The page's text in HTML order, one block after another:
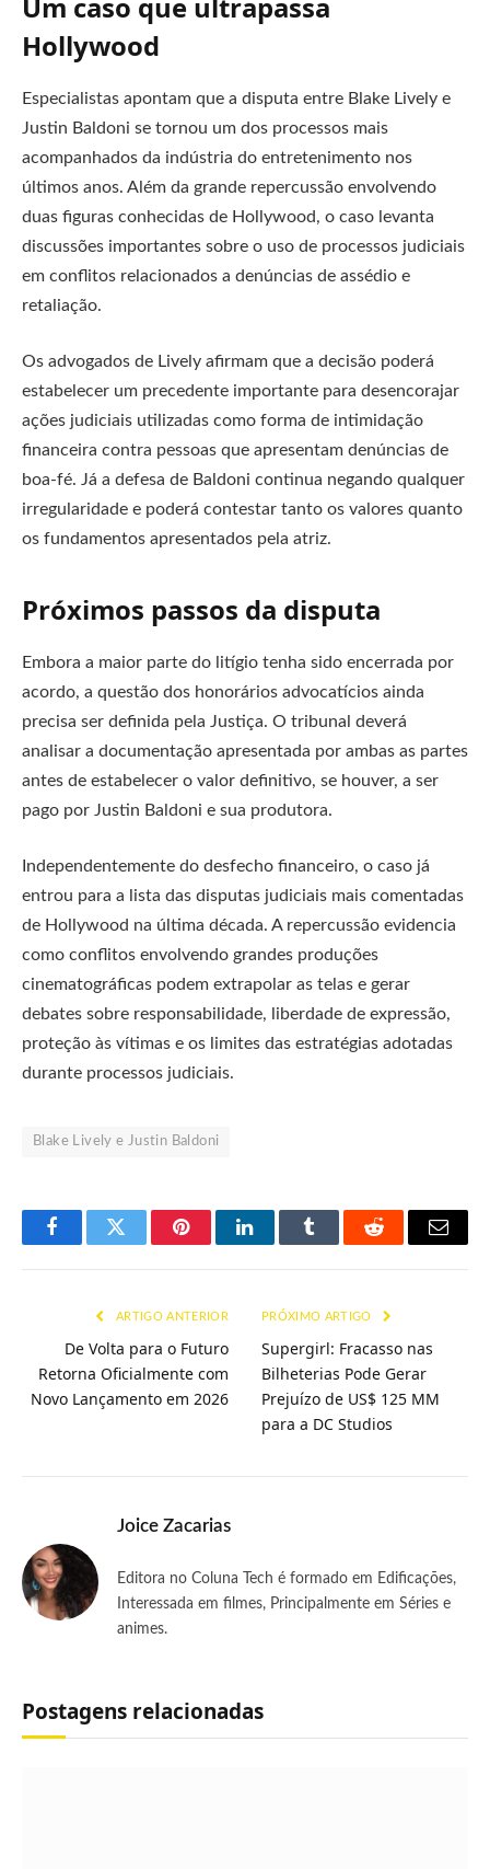
Hollywood
Especialistas apontam que a disputa entre Blake Lively e
Justin Baldoni se tornou um dos processos mais
acompanhados da indústria do entretenimento nos
últimos anos. Além da grande repercussão envolvendo
duas figuras conhecidas de Hollywood, o caso levanta
discussões importantes sobre o uso de processos judiciais
em conflitos relacionados a denúncias de assédio e
retaliação.
Os advogados de Lively afirmam que a decisão poderá
estabelecer um precedente importante para desencorajar
ações judiciais utilizadas como forma de intimidação
financeira contra pessoas que apresentam denúncias de
boa-fé. Já a defesa de Baldoni continua negando qualquer
irregularidade e poderá contestar tanto os valores quanto
os fundamentos apresentados pela atriz.
Próximos passos da disputa
Embora a maior parte do litígio tenha sido encerrada por
acordo, a questão dos honorários advocatícios ainda
precisa ser definida pela Justiça. O tribunal deverá
analisar a documentação apresentada por ambas as partes
antes de estabelecer o valor definitivo, se houver, a ser
pago por Justin Baldoni e sua produtora.
Independentemente do desfecho financeiro, o caso já
entrou para a lista das disputas judiciais mais comentadas
de Hollywood na última década. A repercussão evidencia
como conflitos envolvendo grandes produções
cinematográficas podem extrapolar as telas e gerar
debates sobre responsabilidade, liberdade de expressão,
proteção às vítimas e os limites das estratégias adotadas
durante processos judiciais.
Blake Lively e Justin Baldoni
FacebookTwitter PinterestLinkedInTumblr Reddit
E-
ARTIGO ANTERIOR
De Volta para o Futuro
Retorna Oficialmente com
Novo Lançamento em 2026
PRÓXIMO ARTIGO
Supergirl: Fracasso nas
Bilheterias Pode Gerar
Prejuízo de US$ 125 MM
para a DC Studios
Joice Zacarias
Editora no Coluna Tech é formado em Edificações,
Interessada em filmes, Principalmente em Séries e
animes.
Postagens relacionadas